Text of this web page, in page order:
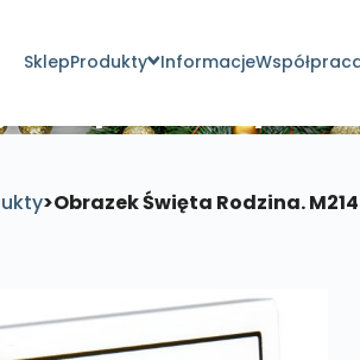
SklepProdukty Informacje
>Obrazek Święta Rodzina.